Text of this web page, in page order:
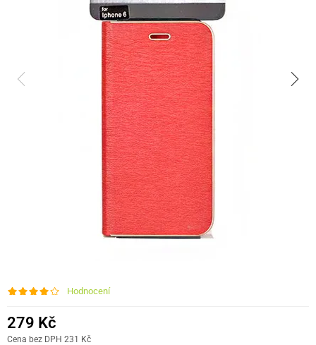
Hodnocení
279 Kč
Cena bez DPH 231 Kč